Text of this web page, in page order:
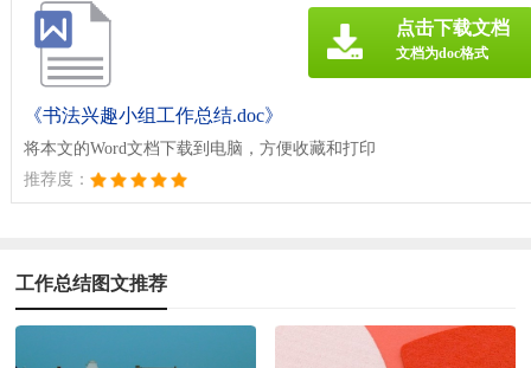
《书法兴趣小组工作总结.doc》
将本文的Word文档下载到电脑，方便收藏和打印
推荐度：
点击下载文档
文档为doc格式
工作总结图文推荐